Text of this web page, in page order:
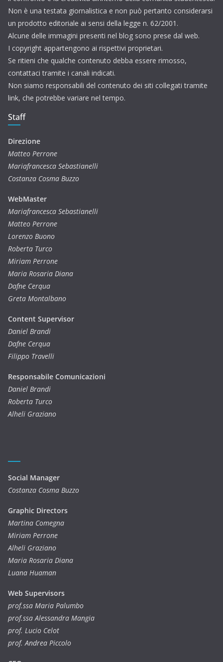
Non è una testata giornalistica e non può pertanto considerarsi
un prodotto editoriale ai sensi della legge n. 62/2001.
Alcune delle immagini presenti nel blog sono prese dal web.
I copyright appartengono ai rispettivi proprietari.
Se ritieni che qualche contenuto debba essere rimosso,
contattaci tramite i canali indicati.
Non siamo responsabili del contenuto dei siti collegati tramite
link, che potrebbe variare nel tempo.
Staff
Direzione
Matteo Perrone
Mariafrancesca Sebastianelli
Costanza Cosma Buzzo
WebMaster
Mariafrancesca Sebastianelli
Matteo Perrone
Lorenzo Buono
Roberta Turco
Miriam Perrone
Maria Rosaria Diana
Dafne Cerqua
Greta Montalbano
Content Supervisor
Daniel Brandi
Dafne Cerqua
Filippo Travelli
Responsabile Comunicazioni
Daniel Brandi
Roberta Turco
Alheli Graziano
Social Manager
Costanza Cosma Buzzo
Graphic Directors
Martina Comegna
Miriam Perrone
Alheli Graziano
Maria Rosaria Diana
Luana Huaman
Web Supervisors
prof.ssa Maria Palumbo
prof.ssa Alessandra Mangia
prof. Lucio Celot
prof. Andrea Piccolo